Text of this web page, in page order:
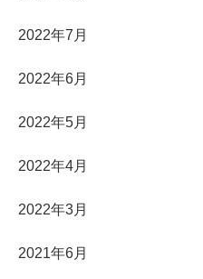
2022年7月
2022年6月
2022年5月
2022年4月
2022年3月
2021年6月